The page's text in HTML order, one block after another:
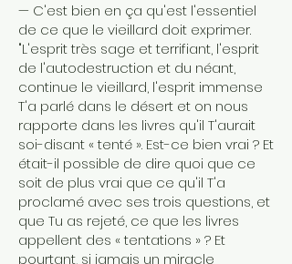
— C'est bien en ça qu'est l'essentiel
de ce que le vieillard doit exprimer.
"L'esprit très sage et terrifiant, l'esprit
de l'autodestruction et du néant,
continue le vieillard, l'esprit immense
T'a parlé dans le désert et on nous
rapporte dans les livres qu'il T'aurait
soi-disant « tenté ». Est-ce bien vrai ? Et
était-il possible de dire quoi que ce
soit de plus vrai que ce qu'il T'a
proclamé avec ses trois questions, et
que Tu as rejeté, ce que les livres
appellent des « tentations » ? Et
pourtant, si jamais un miracle